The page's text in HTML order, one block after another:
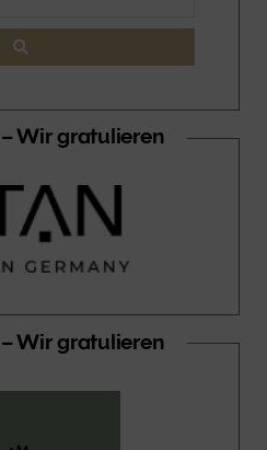
– Wir gratulieren
– Wir gratulieren